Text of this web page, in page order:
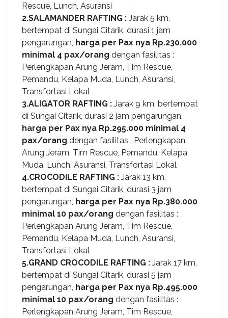
Rescue, Lunch, Asuransi
2.SALAMANDER RAFTING : Jarak 5 km,
bertempat di Sungai Citarik, durasi 1 jam
pengarungan, harga per Pax nya Rp.230.000
minimal 4 pax/orang dengan fasilitas :
Perlengkapan Arung Jeram, Tim Rescue,
Pemandu, Kelapa Muda, Lunch, Asuransi,
Transfortasi Lokal
3.ALIGATOR RAFTING : Jarak 9 km, bertempat
di Sungai Citarik, durasi 2 jam pengarungan,
harga per Pax nya Rp.295.000 minimal 4
pax/orang dengan fasilitas : Perlengkapan
Arung Jeram, Tim Rescue, Pemandu, Kelapa
Muda, Lunch, Asuransi, Transfortasi Lokal
4.CROCODILE RAFTING : Jarak 13 km,
bertempat di Sungai Citarik, durasi 3 jam
pengarungan, harga per Pax nya Rp.380.000
minimal 10 pax/orang dengan fasilitas :
Perlengkapan Arung Jeram, Tim Rescue,
Pemandu, Kelapa Muda, Lunch, Asuransi,
Transfortasi Lokal
5.GRAND CROCODILE RAFTING : Jarak 17 km,
bertempat di Sungai Citarik, durasi 5 jam
pengarungan, harga per Pax nya Rp.495.000
minimal 10 pax/orang dengan fasilitas :
Perlengkapan Arung Jeram, Tim Rescue,